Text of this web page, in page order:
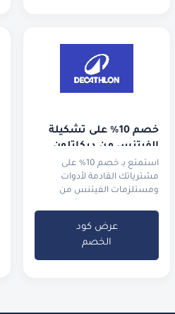
خصم 10% على تشكيلة
الفيتنس من ديكاتلون
استمتع بـ خصم 10% على
مشترياتك القادمة لأدوات
ومستلزمات الفيتنس من
عرض كود
الخصم